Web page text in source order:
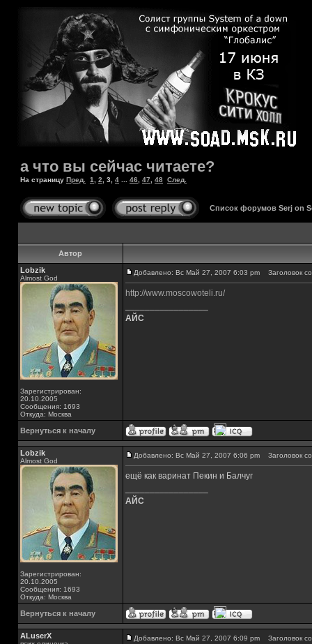
а что вы сейчас читаете?
На страницу Пред. 1 2 3 4 46 47 48 След.
Список форумов Serj on
Автор
Lobzik
Almost God
Зарегистрирован:
20.10.2005
Сообщения: 1693
Откуда: Москва
Добавлено: Вс Май 27, 2007 6:03 pm Заголовок
http://www.moscowoteli.ru/
АЙС
Вернуться к началу
Lobzik
Almost God
Зарегистрирован:
20.10.2005
Сообщения: 1693
Откуда: Москва
Добавлено: Вс Май 27, 2007 6:06 pm Заголовок
ещё как варинат Пекин и Балчуг
АЙС
Вернуться к началу
ALuserX Добавлено: Вс Май 27, 2007 6:09 pm Заголовок